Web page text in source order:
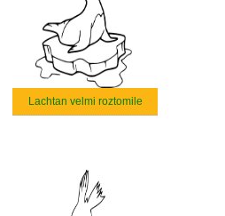
Lachtan velmi roztomile